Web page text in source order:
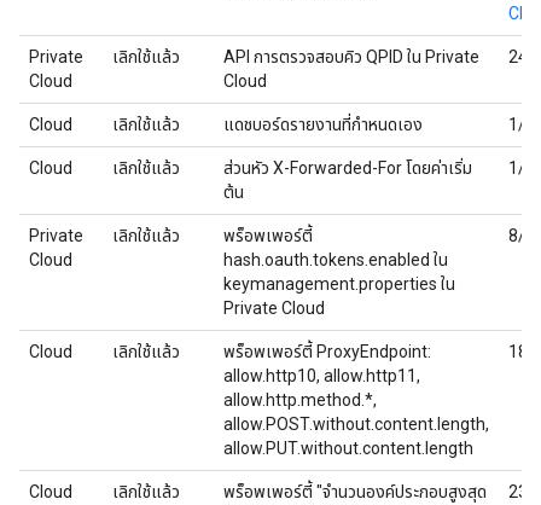
CPS
Private
Cloud
เลิกใช้แล้ว
API การตรวจสอบคิว QPID ใน Private
Cloud
24/
Cloud เลิกใช้แล้ว แดชบอร์ดรายงานที่กำหนดเอง 1/
Cloud เลิกใช้แล้ว
ส่วนหัว X-Forwarded-For โดยค่าเริ่ม
ต้น
1/
Private
Cloud
เลิกใช้แล้ว
พร็อพเพอร์ตี้
hash.oauth.tokens.enabled ใน
keymanagement.properties ใน
Private Cloud
8/
Cloud เลิกใช้แล้ว
พร็อพเพอร์ตี้ ProxyEndpoint:
allow.http10, allow.http11,
allow.http.method.*,
allow.POST.without.content.length,
allow.PUT.without.content.length
18/
Cloud เลิกใช้แล้ว
พร็อพเพอร์ตี้ "จำนวนองค์ประกอบสูงสุด
23/